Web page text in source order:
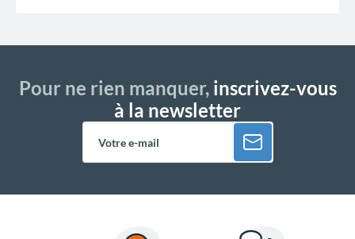
Pour ne rien manquer,inscrivez-vous
à la newsletter